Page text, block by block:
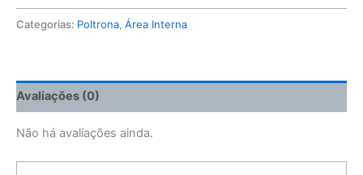
Categorias: Poltrona, Área Interna
Avaliações (0)
Não há avaliações ainda.